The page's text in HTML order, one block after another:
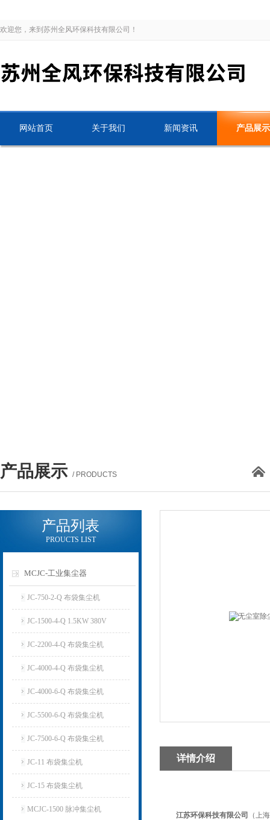
欢迎您，来到苏州全风环保科技有限公司！
网站首页 关于我们 新闻资讯 产品展示
产品展示 / PRODUCTS
产品列表
PROUCTS LIST
MCJC-工业集尘器
JC-750-2-Q 布袋集尘机
JC-1500-4-Q 1.5KW 380V
JC-2200-4-Q 布袋集尘机
JC-4000-4-Q 布袋集尘机
JC-4000-6-Q 布袋集尘机
JC-5500-6-Q 布袋集尘机
JC-7500-6-Q 布袋集尘机
JC-11 布袋集尘机
JC-15 布袋集尘机
MCJC-1500 脉冲集尘机
详情介绍
江苏环保科技有限公司
（上